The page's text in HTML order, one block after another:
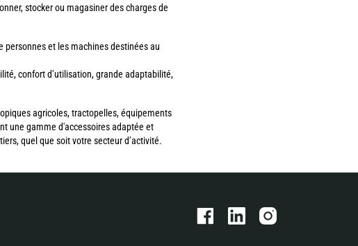
stocker ou magasiner des charges de
personnes et les machines destinées au
confort d’utilisation, grande adaptabilité,
agricoles, tractopelles, équipements
une gamme d'accessoires adaptée et
quel que soit votre secteur d’activité.